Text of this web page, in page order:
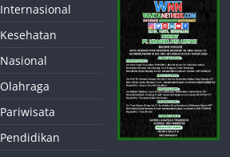
Internasional
Kesehatan
Nasional
Olahraga
Pariwisata
Pendidikan